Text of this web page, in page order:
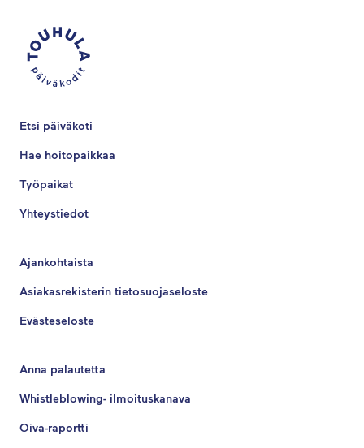
Etsi päiväkoti
Hae hoitopaikkaa
Työpaikat
Yhteystiedot
Ajankohtaista
Asiakasrekisterin tietosuojaseloste
Evästeseloste
Anna palautetta
Whistleblowing- ilmoituskanava
Oiva-raportti